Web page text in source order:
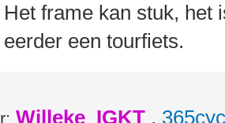
Het frame kan stuk, het
eerder een tourfiets.
Willeke_IGKT ,